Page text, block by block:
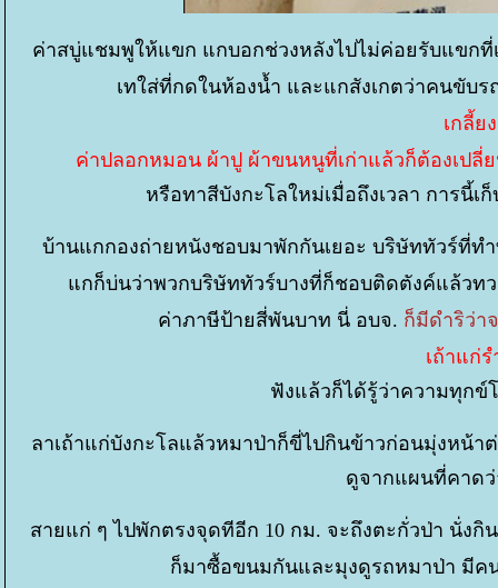
ค่าสบู่แชมพูให้แขก แกบอกช่วงหลังไปไม่ค่อยรับแขก
เทใส่ที่กดในห้องน้ำ และแกสังเกตว่าคนขับ
เกลี้ย
ค่าปลอกหมอน ผ้าปู ผ้าขนหนูที่เก่าแล้วก็ต้องเปลี่
หรือทาสีบังกะโลใหม่เมื่อถึงเวลา การนี้เ
บ้านแกกองถ่ายหนังชอบมาพักกันเยอะ บริษัททัวร์ที่ท
กก็บ่นว่าพวกบริษัททัวร์บางที่ก็ชอบติดตังค์แล้วทว
ค่าภาษีป้ายสี่พันบาท นี่ อบจ. ก็มีดำริว่า
เถ้าแก่
ฟังแล้วก็ได้รู้ว่าความทุก
ลาเถ้าแก่บังกะโลแล้วหมาป่าก็ขี่ไปกินข้าวก่อนมุ่งหน้า
ดูจากแผนที่คาดว่
สายแก่ ๆ ไปพักตรงจุดทีอีก 10 กม. จะถึงตะกั่วป่า นั่งกิ
ก็มาซื้อขนมกันและมุงดูรถหมาป่า มีค